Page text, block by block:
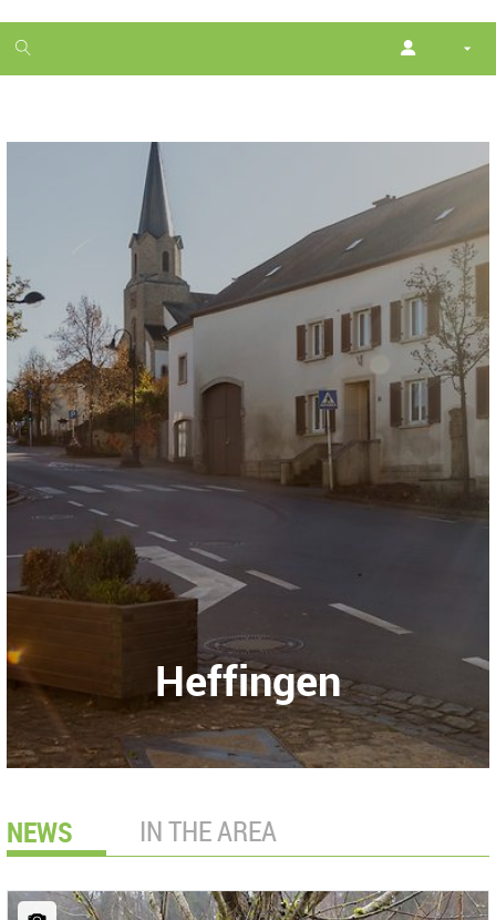
1
month
Heffingen
NEWS IN THE AREA